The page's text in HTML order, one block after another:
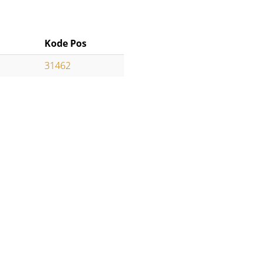
Kode Pos
31462